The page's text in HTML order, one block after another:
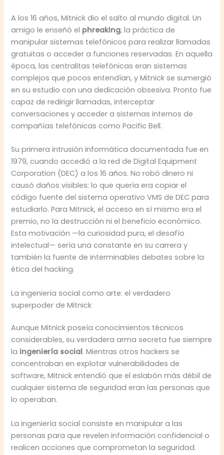
A los 16 años, Mitnick dio el salto al mundo digital. Un
amigo le enseñó el phreaking, la práctica de
manipular sistemas telefónicos para realizar llamadas
gratuitas o acceder a funciones reservadas. En aquella
época, las centralitas telefónicas eran sistemas
complejos que pocos entendían, y Mitnick se sumergió
en su estudio con una dedicación obsesiva. Pronto fue
capaz de redirigir llamadas, interceptar
conversaciones y acceder a sistemas internos de
compañías telefónicas como Pacific Bell.
Su primera intrusión informática documentada fue en
1979, cuando accedió a la red de Digital Equipment
Corporation (DEC) a los 16 años. No robó dinero ni
causó daños visibles: lo que quería era copiar el
código fuente del sistema operativo VMS de DEC para
estudiarlo. Para Mitnick, el acceso en sí mismo era el
premio, no la destrucción ni el beneficio económico.
Esta motivación —la curiosidad pura, el desafío
intelectual— sería una constante en su carrera y
también la fuente de interminables debates sobre la
ética del hacking.
La ingeniería social como arte: el verdadero
superpoder de Mitnick
Aunque Mitnick poseía conocimientos técnicos
considerables, su verdadera arma secreta fue siempre
la ingeniería social. Mientras otros hackers se
concentraban en explotar vulnerabilidades de
software, Mitnick entendió que el eslabón más débil de
cualquier sistema de seguridad eran las personas que
lo operaban.
La ingeniería social consiste en manipular a las
personas para que revelen información confidencial o
realicen acciones que comprometan la seguridad.